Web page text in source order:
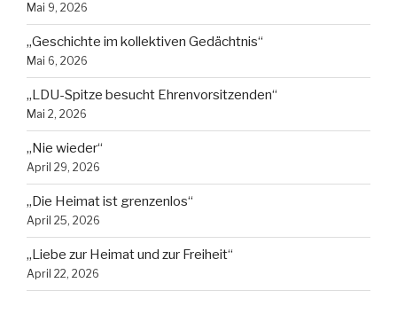
Mai 9, 2026
„Geschichte im kollektiven Gedächtnis“
Mai 6, 2026
„LDU-Spitze besucht Ehrenvorsitzenden“
Mai 2, 2026
„Nie wieder“
April 29, 2026
„Die Heimat ist grenzenlos“
April 25, 2026
„Liebe zur Heimat und zur Freiheit“
April 22, 2026